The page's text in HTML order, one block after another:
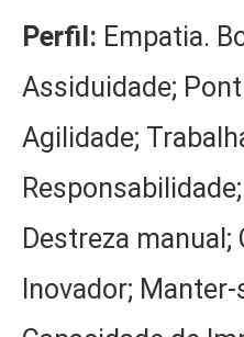
Perfil: Empatia.
Assiduidade;
Agilidade;
Destreza manual;
Inovador;